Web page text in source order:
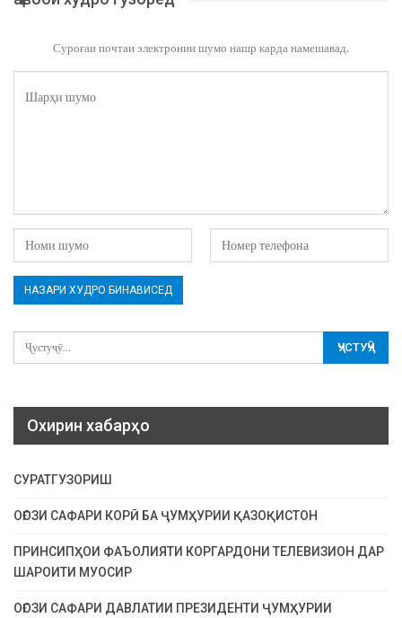
Суроғаи почтаи электронии шумо нашр карда намешавад.
Охирин хабарҳо
СУРАТГУЗОРИШ
ОҒОЗИ САФАРИ КОРӢ БА ҶУМҲУРИИ ҚАЗОҚИСТОН
ПРИНСИПҲОИ ФАЪОЛИЯТИ КОРГАРДОНИ ТЕЛЕВИЗИОН ДАР
ШАРОИТИ МУОСИР
ОҒОЗИ САФАРИ ДАВЛАТИИ ПРЕЗИДЕНТИ ҶУМҲУРИИ